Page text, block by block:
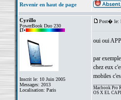
Revenir en haut de page
Cyrillo
PowerBook Duo 230
Inscrit le: 10 Juin 2005
Messages: 2013
Localisation: Paris
Post� le:
oui oui
par
chez eux
mobiles
Macbook Pro
OS X EL